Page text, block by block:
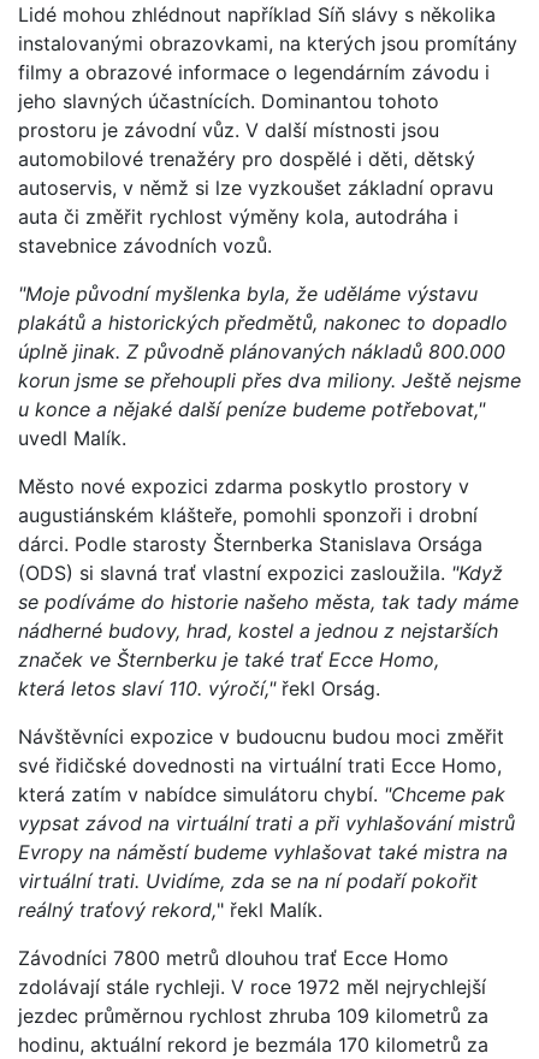
Lidé mohou zhlédnout například Síň slávy s několika
instalovanými obrazovkami, na kterých jsou promítány
filmy a obrazové informace o legendárním závodu i
jeho slavných účastnících. Dominantou tohoto
prostoru je závodní vůz. V další místnosti jsou
automobilové trenažéry pro dospělé i děti, dětský
autoservis, v němž si lze vyzkoušet základní opravu
auta či změřit rychlost výměny kola, autodráha i
stavebnice závodních vozů.
"Moje původní myšlenka byla, že uděláme výstavu
plakátů a historických předmětů, nakonec to dopadlo
úplně jinak. Z původně plánovaných nákladů 800.000
korun jsme se přehoupli přes dva miliony. Ještě nejsme
u konce a nějaké další peníze budeme potřebovat,"
uvedl Malík.
Město nové expozici zdarma poskytlo prostory v
augustiánském klášteře, pomohli sponzoři i drobní
dárci. Podle starosty Šternberka Stanislava Orsága
(ODS) si slavná trať vlastní expozici zasloužila. "Když
se podíváme do historie našeho města, tak tady máme
nádherné budovy, hrad, kostel a jednou z nejstarších
značek ve Šternberku je také trať Ecce Homo,
která letos slaví 110. výročí,"řekl Orság.
Návštěvníci expozice v budoucnu budou moci změřit
své řidičské dovednosti na virtuální trati Ecce Homo,
která zatím v nabídce simulátoru chybí. "Chceme pak
vypsat závod na virtuální trati a při vyhlašování mistrů
Evropy na náměstí budeme vyhlašovat také mistra na
virtuální trati. Uvidíme, zda se na ní podaří pokořit
reálný traťový rekord," řekl Malík.
Závodníci 7800 metrů dlouhou trať Ecce Homo
zdolávají stále rychleji. V roce 1972 měl nejrychlejší
jezdec průměrnou rychlost zhruba 109 kilometrů za
hodinu, aktuální rekord je bezmála 170 kilometrů za